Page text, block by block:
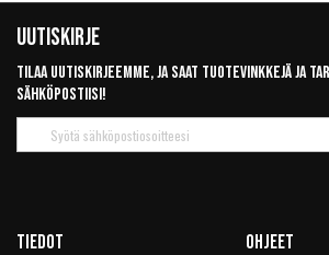
Uutiskirje
Tilaa uutiskirjeemme, ja saat tuotevinkkejä ja
sähköpostiisi!
uutiskirje
Tiedot Ohjeet